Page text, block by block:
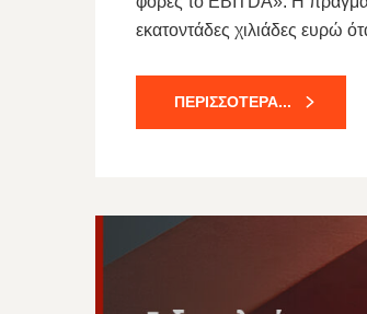
εκατοντάδες χιλιάδες ευρώ
ΠΕΡΙΣΣΌΤΕΡΑ...